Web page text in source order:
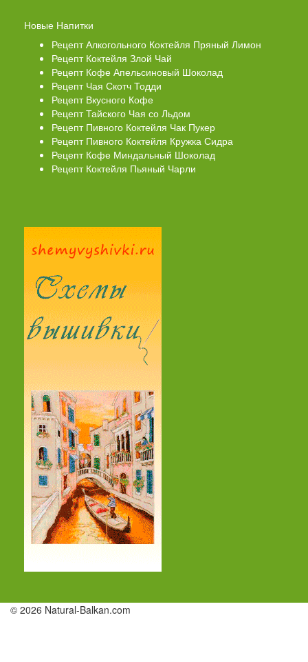
Новые Напитки
Рецепт Алкогольного Коктейля Пряный Лимон
Рецепт Коктейля Злой Чай
Рецепт Кофе Апельсиновый Шоколад
Рецепт Чая Скотч Тодди
Рецепт Вкусного Кофе
Рецепт Тайского Чая со Льдом
Рецепт Пивного Коктейля Чак Пукер
Рецепт Пивного Коктейля Кружка Сидра
Рецепт Кофе Миндальный Шоколад
Рецепт Коктейля Пьяный Чарли
© 2026 Natural-Balkan.com